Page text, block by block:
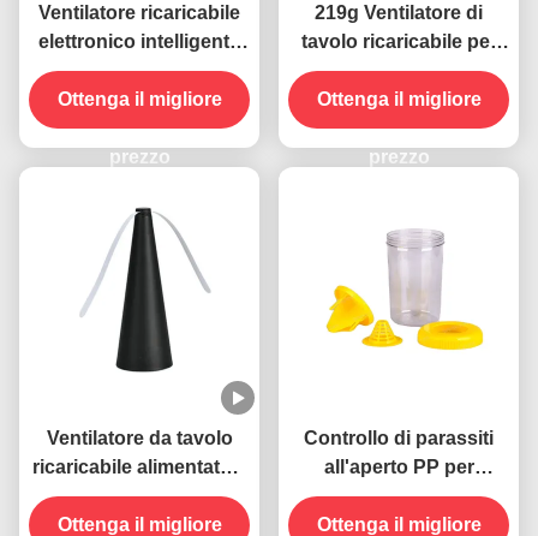
Ventilatore ricaricabile
elettronico intelligente
per lo stato solido e
repellente da mosca
Ottenga il migliore
prezzo
219g Ventilatore di
tavolo ricaricabile per
indoor Mosquito
Repellent Fly Catcher
Design portatile
Ottenga il migliore
prezzo
Ventilatore da tavolo
ricaricabile alimentato a
batteria ABS sostenibile
per spazi esterni
Ottenga il migliore
Controllo di parassiti
all'aperto PP per
giardini di frutta,
trappole per mosche,
Ottenga il migliore